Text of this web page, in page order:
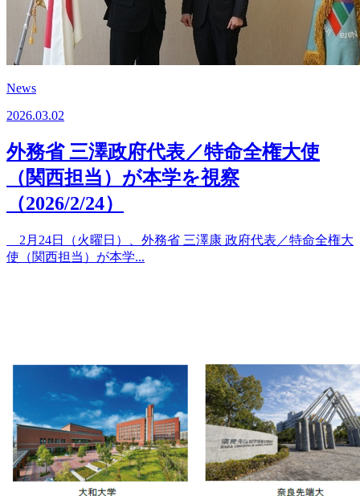
News
2026.03.02
外務省 三澤政府代表／特命全権大使
（関西担当）が本学を視察
（2026/2/24）
2月24日（火曜日）、外務省 三澤康 政府代表／特命全権大
使（関西担当）が本学...